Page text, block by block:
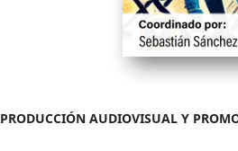
PRODUCCIÓN AUDIOVISUAL Y